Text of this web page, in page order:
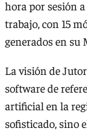
hora por sesión
trabajo, con 15
generados en su
La visión de
software de
artificial en la
sofisticado, sino